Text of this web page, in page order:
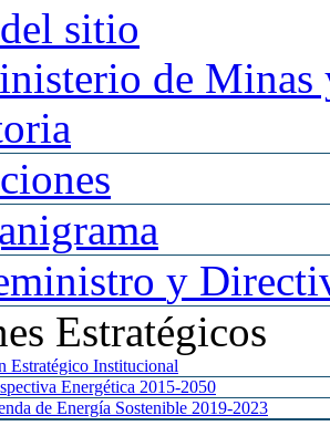
del sitio
de Minas
y
Estratégicos
Estratégico Institucional
Energética 2015-2050
de Energía Sostenible 2019-2023